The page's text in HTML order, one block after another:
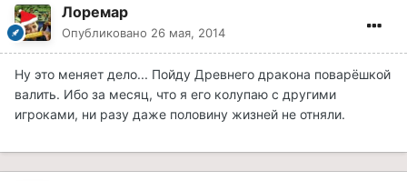
Лоремар
Опубликовано 26 мая, 2014
Ну это меняет дело... Пойду Древнего дракона поварёшкой
валить. Ибо за месяц, что я его колупаю с другими
игроками, ни разу даже половину жизней не отняли.